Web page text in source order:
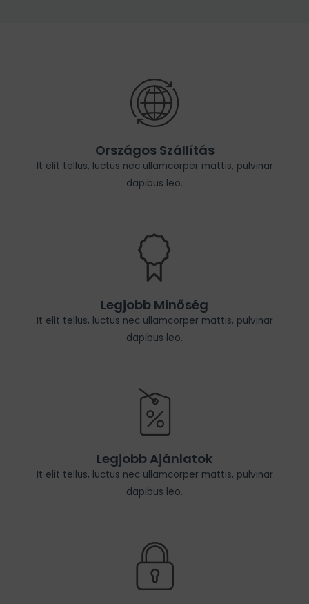
Országos Szállítás
It elit tellus, luctus nec ullamcorper mattis, pulvinar
dapibus leo.
Legjobb Minőség
It elit tellus, luctus nec ullamcorper mattis, pulvinar
dapibus leo.
Legjobb Ajánlatok
It elit tellus, luctus nec ullamcorper mattis, pulvinar
dapibus leo.